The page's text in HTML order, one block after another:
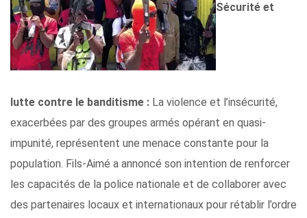
Sécurité et
lutte contre le banditisme : La violence et l’insécurité,
exacerbées par des groupes armés opérant en quasi-
impunité, représentent une menace constante pour la
population. Fils-Aimé a annoncé son intention de renforcer
les capacités de la police nationale et de collaborer avec
des partenaires locaux et internationaux pour rétablir l’ordre